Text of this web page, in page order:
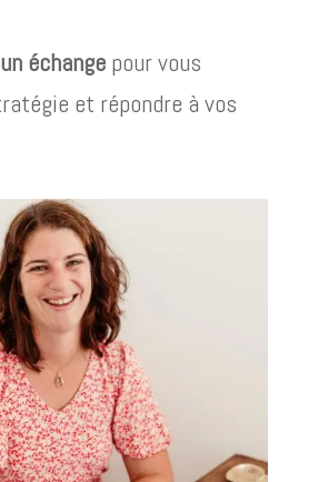
échangepour vous
et répondre à vos